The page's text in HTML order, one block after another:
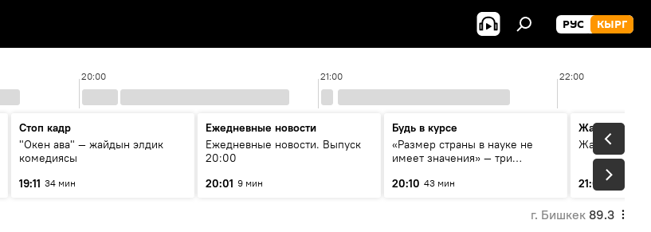
РУС КЫРГ
20:00 21:00 22:00
Стоп кадр
"Окен ава" — жайдын элдик
комедиясы
19:11 34 мин
Ежедневные новости
Ежедневные новости. Выпуск
20:00
20:01 9 мин
Будь в курсе
«Размер страны в науке не
имеет значения» — три
России и Кыргызстана в
20:10 43 мин
Жаңылыктар
21:01 3 мин
г. Бишкек 89.3